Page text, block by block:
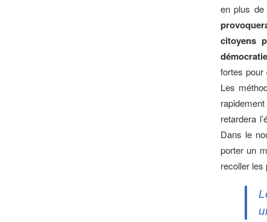
en plus de
citoyens
fortes pour
Les
retardera
Dans le
porter un
recoller les